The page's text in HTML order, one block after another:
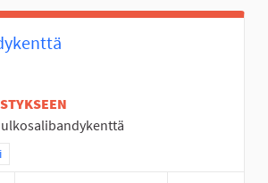
mukaan: Itäinen Seinäjoki